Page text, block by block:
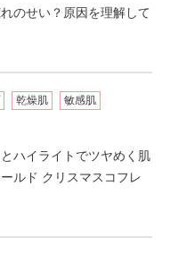
のせい？原因を理解して
乾燥肌 敏感肌
ハイライトでツヤめく肌
ルド クリスマスコフレ